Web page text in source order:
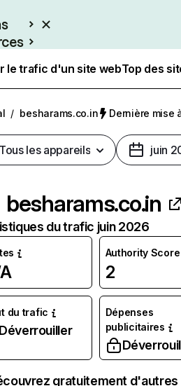
le trafic d'un site webTop des
/ besharams.co.in Dernière mise
Tous les appareils juin
besharams.co.in
du trafic juin 2026
Authority Score
2
du trafic
Déverrouiller
Dépenses
publicitaires
gratuitement d'autres